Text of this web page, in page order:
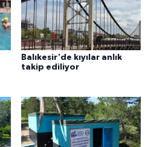
Balıkesir'de kıyılar anlık
takip ediliyor